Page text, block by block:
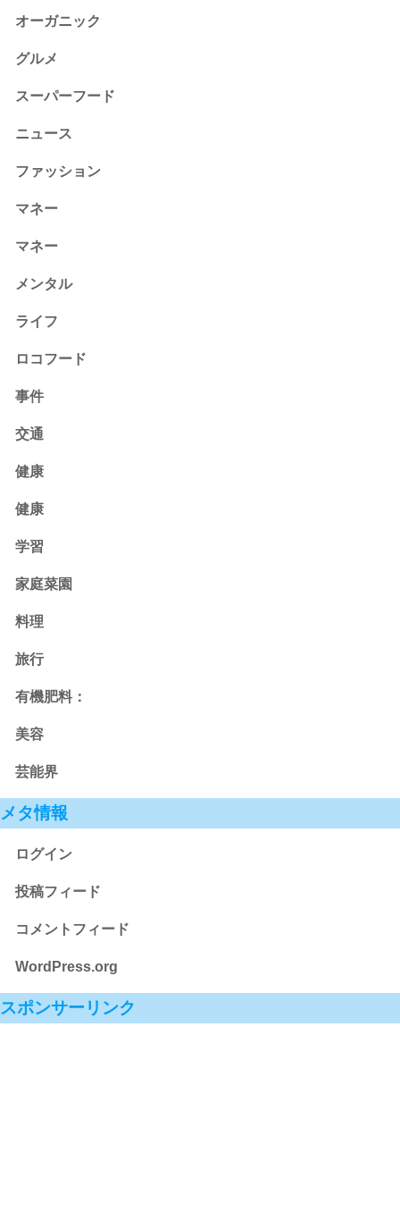
オーガニック
グルメ
スーパーフード
ニュース
ファッション
マネー
マネー
メンタル
ライフ
ロコフード
事件
交通
健康
健康
学習
家庭菜園
料理
旅行
有機肥料：
美容
芸能界
メタ情報
ログイン
投稿フィード
コメントフィード
WordPress.org
スポンサーリンク